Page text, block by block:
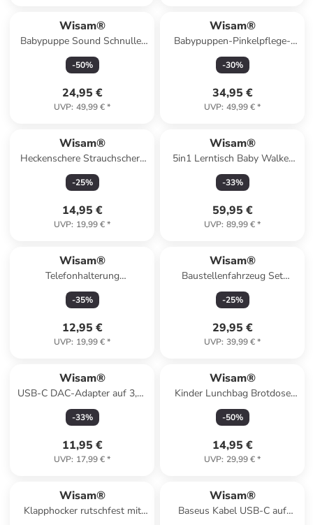
Wisam®
Babypuppe Sound Schnuller
Lätzchen Blauer Katzenpyjama
-50%
24,95 €
UVP: 49,99 €*
Wisam®
Babypuppen-Pinkelpflege-
Zubehör: Flasche, Töpfchen,
35 cm
-30%
34,95 €
UVP: 49,99 €*
Wisam®
Heckenschere Strauchschere
Gartenschere 53 cm Koffer
-25%
14,95 €
UVP: 19,99 €*
Wisam®
5in1 Lerntisch Baby Walker
Scooter Lernspielzeug
-33%
59,95 €
UVP: 89,99 €*
Wisam®
Telefonhalterung
Handyhalterung für
Lüftungsschlitz 360° drehbar
-35%
12,95 €
UVP: 19,99 €*
Wisam®
Baustellenfahrzeug Set
Bagger Lader Licht Sound
-25%
29,95 €
UVP: 39,99 €*
Wisam®
USB-C DAC-Adapter auf 3,5-
mm-Miniklinke Schwarz
-33%
11,95 €
UVP: 17,99 €*
Wisam®
Kinder Lunchbag Brotdose
Tasche
-50%
14,95 €
UVP: 29,99 €*
Wisam®
Klapphocker rutschfest mit
Wisam®
Baseus Kabel USB-C auf